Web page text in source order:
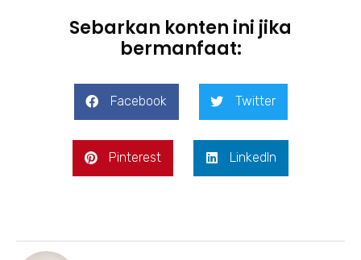
Sebarkan konten ini jika
bermanfaat:
Facebook Twitter
Pinterest LinkedIn